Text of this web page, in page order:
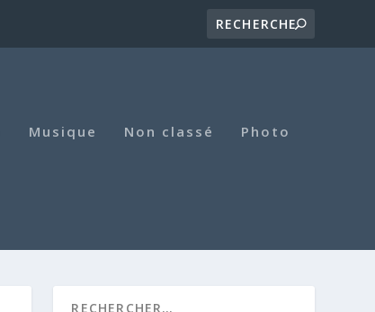
Musique Non classé Photo